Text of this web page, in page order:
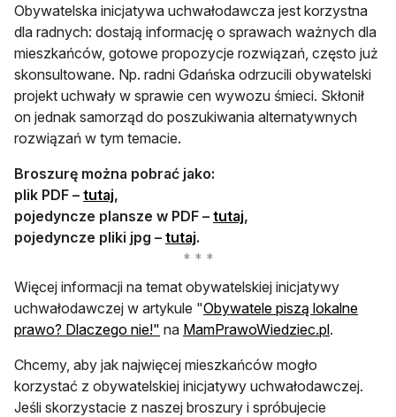
Obywatelska inicjatywa uchwałodawcza jest korzystna
dla radnych: dostają informację o sprawach ważnych dla
mieszkańców, gotowe propozycje rozwiązań, często już
skonsultowane. Np. radni Gdańska odrzucili obywatelski
projekt uchwały w sprawie cen wywozu śmieci. Skłonił
on jednak samorząd do poszukiwania alternatywnych
rozwiązań w tym temacie.
Broszurę można pobrać jako:
plik PDF – tutaj,
pojedyncze plansze w PDF – tutaj,
pojedyncze pliki jpg – tutaj.
Więcej informacji na temat obywatelskiej inicjatywy
uchwałodawczej w artykule "Obywatele piszą lokalne
prawo? Dlaczego nie!" otwiera się w nowej karcie
na MamPrawoWiedziec.plotwiera
.
Chcemy, aby jak najwięcej mieszkańców mogło
korzystać z obywatelskiej inicjatywy uchwałodawczej.
Jeśli skorzystacie z naszej broszury i spróbujecie